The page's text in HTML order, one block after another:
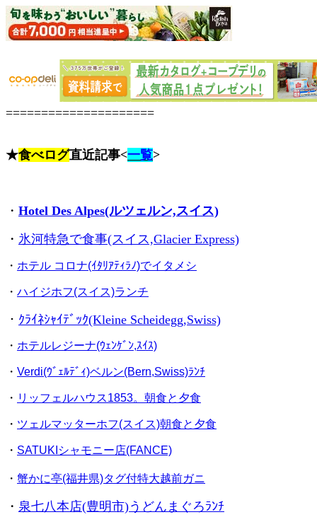
=====================
★食べログ直近記事<一覧>
・ Hotel Des Alpes(ルツェルン,スイス)
・ 氷河特急で食事(スイス,Glacier Express)
・ ホテル コロナ(ｲﾀﾘｱﾃｨﾗﾉ)でイタメシ
・ ハイジホフ(スイス)ランチ
・ ｸﾗｲﾈｼｬｲﾃﾞｯｸ(Kleine Scheidegg,Swiss)
・ ホテルレジーナ(ｳｪﾝｹﾞﾝ,ｽｲｽ)
・ Verdi(ｳﾞｪﾙﾃﾞｨ)ベルン(Bern,Swiss)ﾗﾝﾁ
・ リッフェルハウス1853。朝食と夕食
・ ツェルマッターホフ(スイス)朝食と夕食
・ SATUKIシャモニー店(FANCE)
・ 蟹かに亭(福井県)タグ付特大越前ガニ
・ 泉七八本店(豊明市)うどんまぐろﾗﾝﾁ